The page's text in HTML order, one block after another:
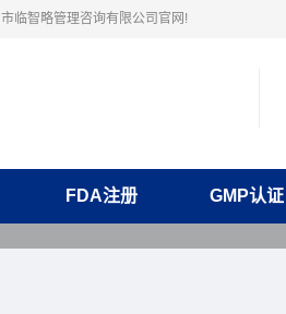
临智略管理咨询有限公司官网!
FDA注册 GMP认证